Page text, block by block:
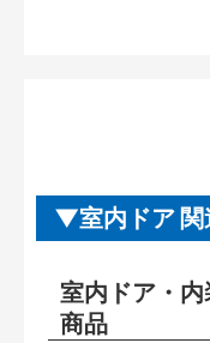
室内ドア
室内ドア・
商品